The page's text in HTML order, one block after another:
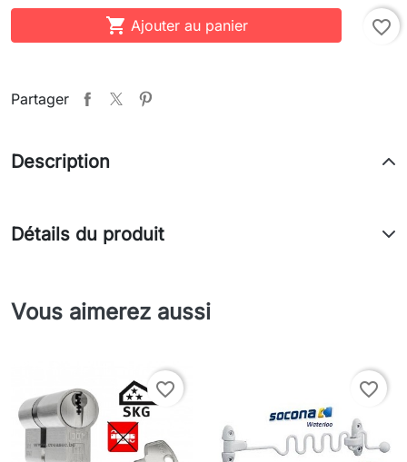
 Ajouter au panier favorite_border
Partager
Description
Détails du produit
Vous aimerez aussi
favorite_border favorite_border